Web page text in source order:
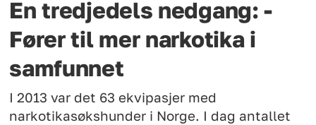
En tredjedels nedgang: -
Fører til mer narkotika i
samfunnet
I 2013 var det 63 ekvipasjer med
narkotikasøkshunder i Norge. I dag antallet